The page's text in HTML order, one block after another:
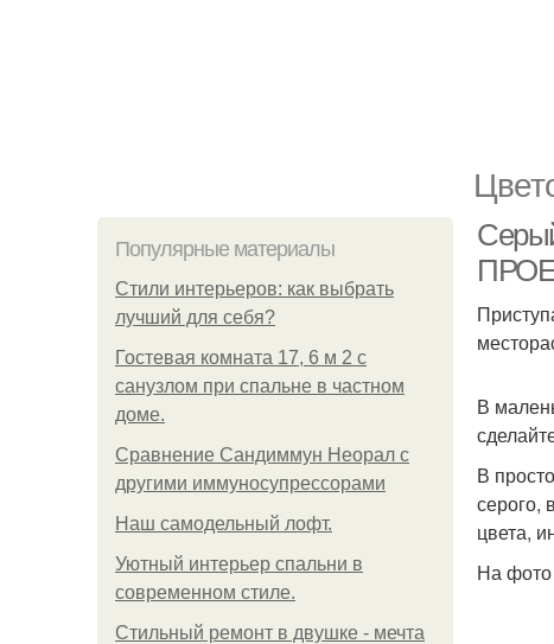
Популярные материалы
Стили интерьеров: как выбрать
лучший для себя?
Гостевая комната 17, 6 м 2 с
санузлом при спальне в частном
доме.
Сравнение Сандиммун Неорал с
другими иммуносупрессорами
Наш самодельный лофт.
Уютный интерьер спальни в
современном стиле.
Стильный ремонт в двушке - мечта
В
В
серого,
цвета,
На